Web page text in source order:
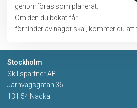
genomföras som planerat.
Om den du bokat får
förhinder av något skäl, kommer du att
Stockholm
Skillspartner AB
Järnvägsgatan 36
131 54 Nacka